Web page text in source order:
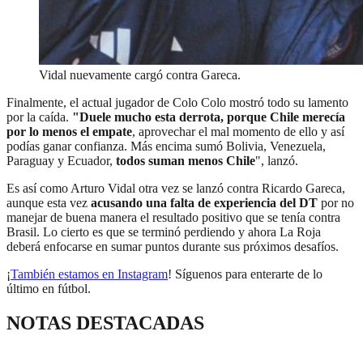
Vidal nuevamente cargó contra Gareca.
Finalmente, el actual jugador de Colo Colo mostró todo su lamento
por la caída. "Duele mucho esta derrota, porque Chile merecía
por lo menos el empate, aprovechar el mal momento de ello y así
podías ganar confianza. Más encima sumó Bolivia, Venezuela,
Paraguay y Ecuador, todos suman menos Chile", lanzó.
Es así como Arturo Vidal otra vez se lanzó contra Ricardo Gareca,
aunque esta vez acusando una falta de experiencia del DT por no
manejar de buena manera el resultado positivo que se tenía contra
Brasil. Lo cierto es que se terminó perdiendo y ahora La Roja
deberá enfocarse en sumar puntos durante sus próximos desafíos.
¡También estamos en Instagram! Síguenos para enterarte de lo
último en fútbol.
NOTAS DESTACADAS